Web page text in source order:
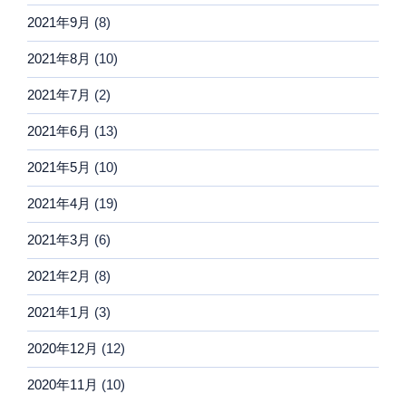
2021年9月 (8)
2021年8月 (10)
2021年7月 (2)
2021年6月 (13)
2021年5月 (10)
2021年4月 (19)
2021年3月 (6)
2021年2月 (8)
2021年1月 (3)
2020年12月 (12)
2020年11月 (10)